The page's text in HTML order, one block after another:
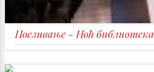
Поезивање - Ноћ библиотека